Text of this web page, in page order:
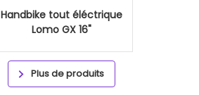
Handbike tout éléctrique
Lomo GX 16"
Plus de produits